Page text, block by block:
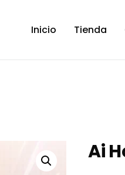
Inicio Tienda
Ai